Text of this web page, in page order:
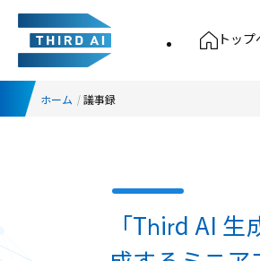
トッ
ホーム 議事録
「Third AI